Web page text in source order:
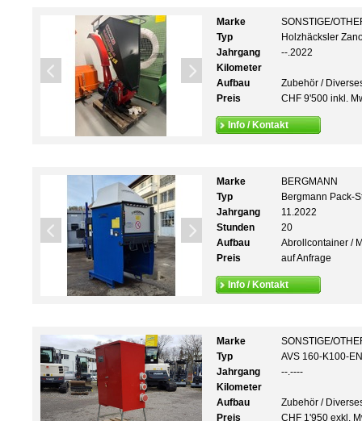
Marke
SONSTIGE/
Typ
Holzhäcksler
Jahrgang
--.2022
Kilometer
Aufbau
Zubehör /
Preis
CHF 9'500 inkl.
Info / Kontakt
Marke
BERGMANN
Typ
Bergmann Pack-
Jahrgang
11.2022
Stunden
20
Aufbau
Abrollcontainer /
Preis
auf Anfrage
Info / Kontakt
Marke
SONSTIGE/
Typ
AVS 160-K100-
Jahrgang
--.----
Kilometer
Aufbau
Zubehör /
Preis
CHF 1'950 exkl.